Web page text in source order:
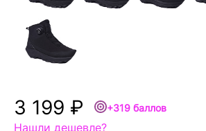
3 199 ₽ +319 баллов
Нашли дешевле?